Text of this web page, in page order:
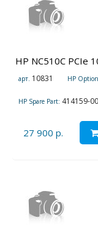
HP NC510C PCIe
арт. 10831 HP
HP Spare Part: 414159-
27 900 р.